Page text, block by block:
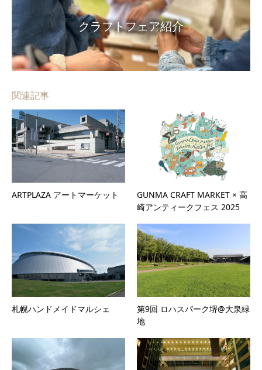
クラフトフェア紹介
関連記事
ARTPLAZA アートマーケット
GUNMA CRAFT MARKET × 高
崎アンティークフェス 2025
札幌ハンドメイドマルシェ
第9回 ロハスパーク堺@大泉緑
地